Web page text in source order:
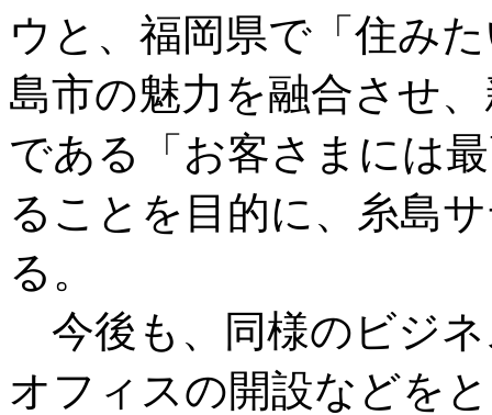
ウと、福岡県で「住み
島市の魅力を融合させ
である「お客さまには
ることを目的に、糸島
る。
今後も、同様のビジ
オフィスの開設などを